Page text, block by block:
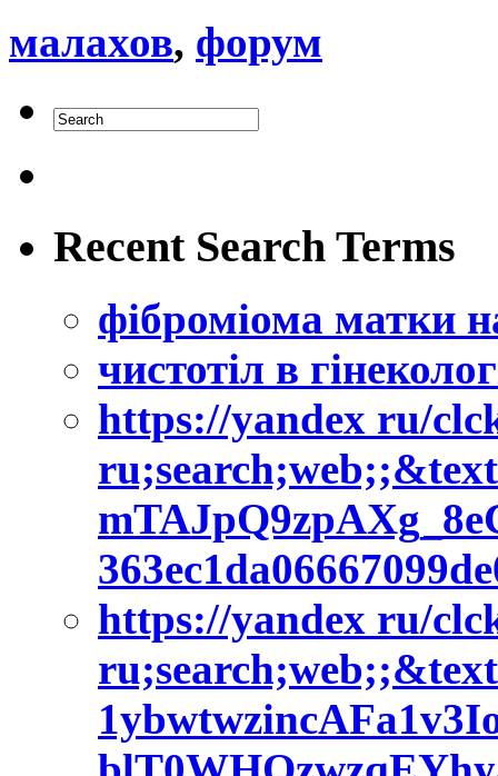
малахов, форум
Recent Search Terms
фіброміома матки
чистотіл в
https://yandex ru/
https://yandex ru/